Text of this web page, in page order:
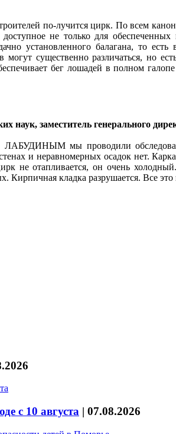
по-лучится цирк. По всем
не только для
установленного балагана, то
существенно различаться, но
бег лошадей в полном
наук, заместитель генерального
ЛАБУДИНЫМ мы проводили
и неравномерных осадок нет.
не отапливается, он очень
кладка разрушается. Все это
с 10 августа | 07.08.2026